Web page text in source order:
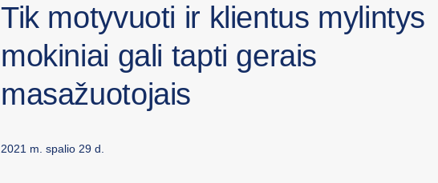
Tik motyvuoti ir klientus mylintys
mokiniai gali tapti gerais
masažuotojais
2021 m. spalio 29 d.